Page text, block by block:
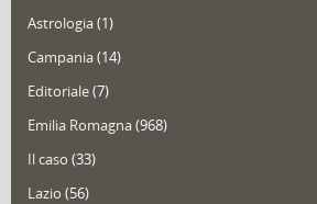
Astrologia(1)
Campania(14)
Editoriale(7)
Emilia Romagna(968)
Il caso (33)
Lazio (56)